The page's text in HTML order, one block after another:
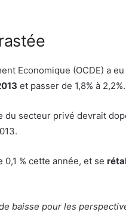
Economique (OCDE) a
et passer de 1,8% à 2,2%.
du secteur privé devrait
% cette année, et se
baisse pour les